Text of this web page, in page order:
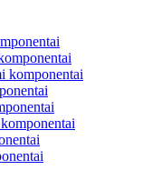
komponentai